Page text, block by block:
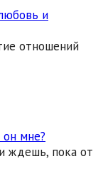
и
отношений
мне?
ждешь, пока от